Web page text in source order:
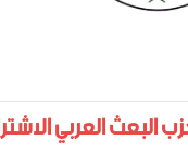
البعث العربي